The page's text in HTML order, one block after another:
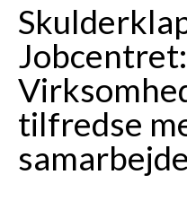
Jobcentret:
tilfredse
samarbejde